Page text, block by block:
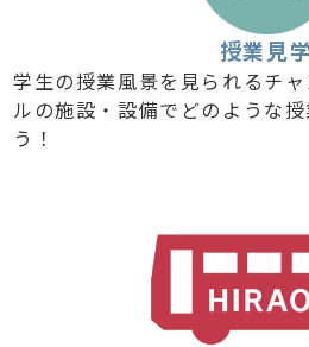
授業見学
学生の授業風景を見られるチ
ルの施設・設備でどのような
う！